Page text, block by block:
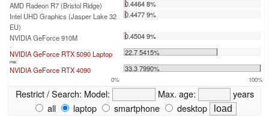
AMD Radeon R7 (Bristol Ridge)
0.4464 8%
Intel UHD Graphics (Jasper Lake 32
EU)
0.4477 9%
NVIDIA GeForce 910M 0.4504 9%
NVIDIA GeForce RTX 5090 Laptop 22.7 5415%
max:
NVIDIA GeForce RTX 4090 33.3 7990%
0% 100%
Restrict / Search: Model: Max. age:
years
all
laptop smartphone desktop